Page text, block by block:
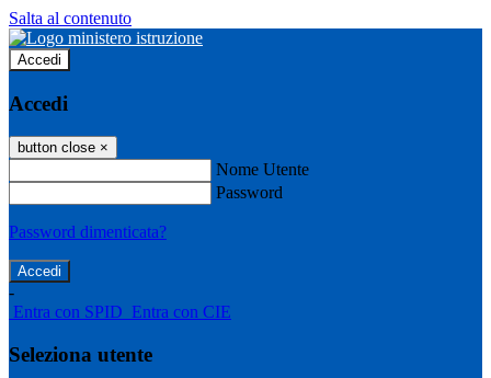
Salta al contenuto
Accedi
Accedi
button close ×
Nome Utente
Password
Password dimenticata?
-
Entra con SPID Entra con CIE
Seleziona utente